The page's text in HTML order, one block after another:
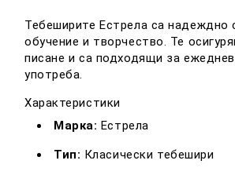
Тебеширите Естрела са надеждно
обучение и творчество. Те
писане и са подходящи за
употреба.
Характеристики
Марка: Естрела
Тип: Класически тебешири